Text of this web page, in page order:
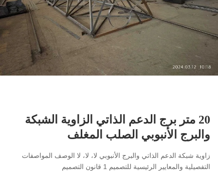
20 متر برج الدعم الذاتي الزاوية الشبكة
والبرج الأنبوبي الصلب المغلف
زاوية شبكة الدعم الذاتي والبرج الأنبوبي لا، لا، لا الوصف المواصفات
التفصيلية والمعايير الرئيسية للتصميم 1 قانون التصميم